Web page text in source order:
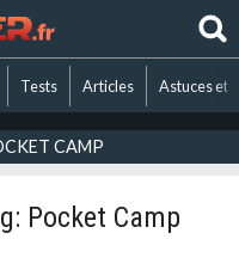
Tests Articles Astuces et
CAMP
Pocket Camp